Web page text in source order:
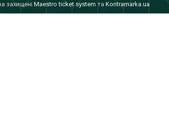
захищенiMaestro ticket system та Kontramarka.ua